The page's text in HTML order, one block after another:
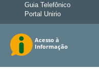
Guia Telefônico
Portal Unirio